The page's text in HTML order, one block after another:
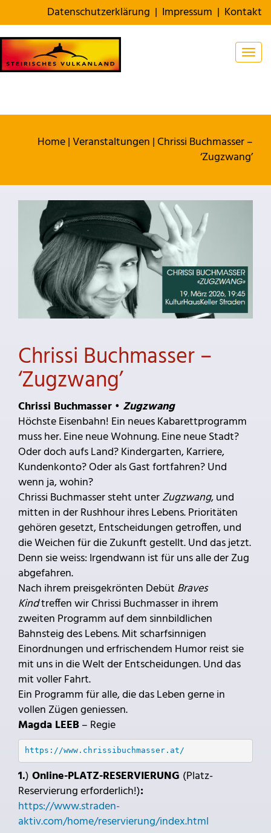
Datenschutzerklärung | Impressum | Kontakt
Home|Veranstaltungen |Chrissi Buchmasser –
‘Zugzwang’
Chrissi Buchmasser –
‘Zugzwang’
Chrissi Buchmasser • Zugzwang
Höchste Eisenbahn! Ein neues Kabarettprogramm
muss her. Eine neue Wohnung. Eine neue Stadt?
Oder doch aufs Land? Kindergarten, Karriere,
Kundenkonto? Oder als Gast fortfahren? Und
wenn ja, wohin?
Chrissi Buchmasser steht unterZugzwang, und
mitten in der Rushhour ihres Lebens. Prioritäten
gehören gesetzt, Entscheidungen getroffen, und
die Weichen für die Zukunft gestellt. Und das jetzt.
Denn sie weiss: Irgendwann ist für uns alle der Zug
abgefahren.
Nach ihrem preisgekrönten Debüt Braves
Kindtreffen wir Chrissi Buchmasser in ihrem
zweiten Programm auf dem sinnbildlichen
Bahnsteig des Lebens. Mit scharfsinnigen
Einordnungen und erfrischendem Humor reist sie
mit uns in die Welt der Entscheidungen. Und das
mit voller Fahrt.
Ein Programm für alle, die das Leben gerne in
vollen Zügen geniessen.
Magda LEEB– Regie
https://www.chrissibuchmasser.at/
1.) Online-PLATZ-RESERVIERUNG (Platz-
Reservierung erforderlich!):
https://www.straden-
aktiv.com/home/reservierung/index.html